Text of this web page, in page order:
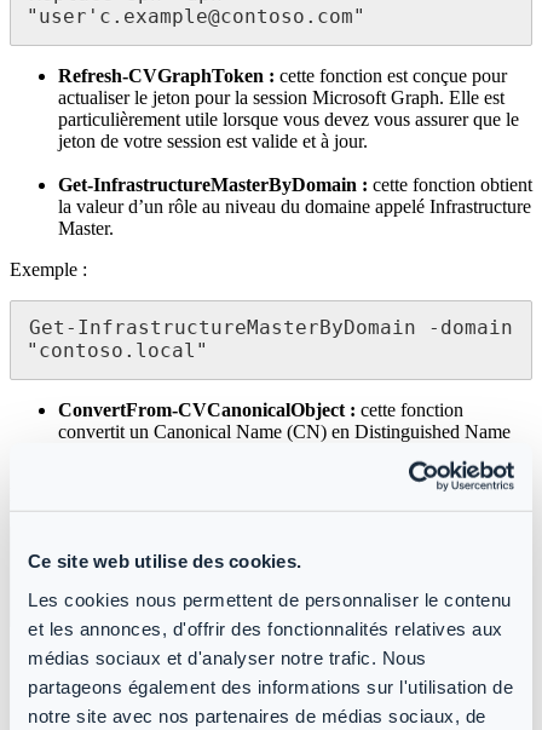
Ce site web utilise des cookies.
Les cookies nous permettent de personnaliser le contenu
et les annonces, d'offrir des fonctionnalités relatives aux
médias sociaux et d'analyser notre trafic. Nous
partageons également des informations sur l'utilisation de
notre site avec nos partenaires de médias sociaux, de
"user'c.example@contoso.com"
Refresh-CVGraphToken : cette fonction est conçue pour
actualiser le jeton pour la session Microsoft Graph. Elle est
particulièrement utile lorsque vous devez vous assurer que le
jeton de votre session est valide et à jour.
Get-InfrastructureMasterByDomain : cette fonction obtient
la valeur d’un rôle au niveau du domaine appelé Infrastructure
Master.
Exemple :
Get-InfrastructureMasterByDomain -domain
"contoso.local"
ConvertFrom-CVCanonicalObject : cette fonction
convertit un Canonical Name (CN) en Distinguished Name
ConvertFrom-CVCanonicalObject -
Users/myUser"
Retry-CvCommand :cette fonction est conçue pour
réessayer un bloc de script plusieurs fois. Cela est utile
lorsqu’une opération peut échouer de manière intermittente ou
que les données ne sont pas immédiatement disponibles.